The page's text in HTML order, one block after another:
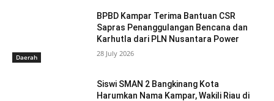
Daerah
BPBD Kampar Terima Bantuan CSR
Sapras Penanggulangan Bencana dan
Karhutla dari PLN Nusantara Power
28 July 2026
Siswi SMAN 2 Bangkinang Kota
Harumkan Nama Kampar, Wakili Riau di